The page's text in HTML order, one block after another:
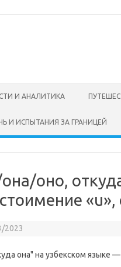
И АНАЛИТИКА
И ИСПЫТАНИЯ ЗА ГРАНИЦЕЙ
оно,
«u»,
2023